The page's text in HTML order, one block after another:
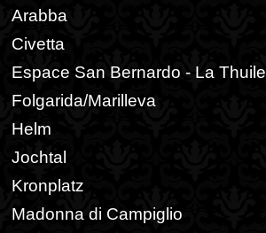
Arabba
Civetta
Espace San Bernardo - La Thuile
Folgarida/Marilleva
Helm
Jochtal
Kronplatz
Madonna di Campiglio